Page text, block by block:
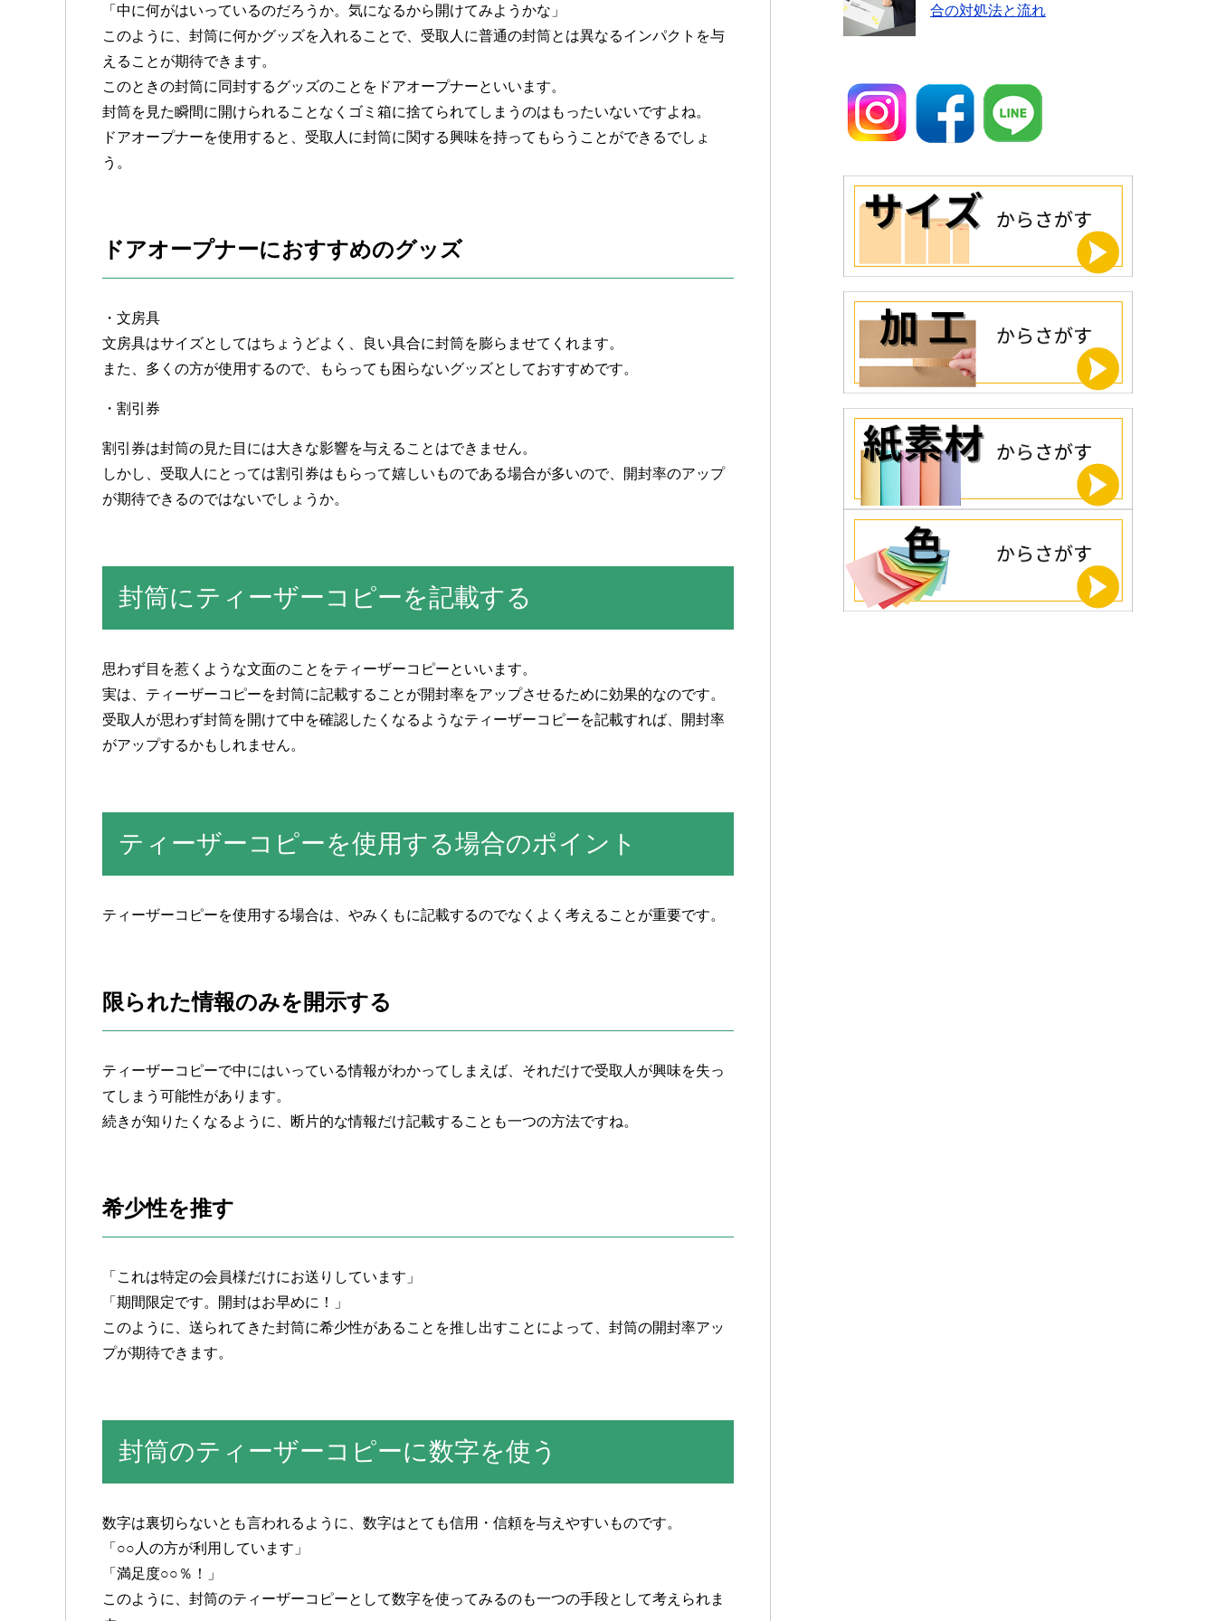
「中に何がはいっているのだろうか。気になるから開けてみようかな」
このように、封筒に何かグッズを入れることで、受取人に普通の封筒とは異なるインパクトを与
えることが期待できます。
このときの封筒に同封するグッズのことをドアオープナーといいます。
封筒を見た瞬間に開けられることなくゴミ箱に捨てられてしまうのはもったいないですよね。
ドアオープナーを使用すると、受取人に封筒に関する興味を持ってもらうことができるでしょ
う。
ドアオープナーにおすすめのグッズ
・文房具
文房具はサイズとしてはちょうどよく、良い具合に封筒を膨らませてくれます。
また、多くの方が使用するので、もらっても困らないグッズとしておすすめです。
・割引券
割引券は封筒の見た目には大きな影響を与えることはできません。
しかし、受取人にとっては割引券はもらって嬉しいものである場合が多いので、開封率のアップ
が期待できるのではないでしょうか。
封筒にティーザーコピーを記載する
思わず目を惹くような文面のことをティーザーコピーといいます。
実は、ティーザーコピーを封筒に記載することが開封率をアップさせるために効果的なのです。
受取人が思わず封筒を開けて中を確認したくなるようなティーザーコピーを記載すれば、開封率
がアップするかもしれません。
ティーザーコピーを使用する場合のポイント
ティーザーコピーを使用する場合は、やみくもに記載するのでなくよく考えることが重要です。
限られた情報のみを開示する
ティーザーコピーで中にはいっている情報がわかってしまえば、それだけで受取人が興味を失っ
てしまう可能性があります。
続きが知りたくなるように、断片的な情報だけ記載することも一つの方法ですね。
希少性を推す
「これは特定の会員様だけにお送りしています」
「期間限定です。開封はお早めに！」
このように、送られてきた封筒に希少性があることを推し出すことによって、封筒の開封率アッ
プが期待できます。
封筒のティーザーコピーに数字を使う
数字は裏切らないとも言われるように、数字はとても信用・信頼を与えやすいものです。
「○○人の方が利用しています」
「満足度○○％！」
このように、封筒のティーザーコピーとして数字を使ってみるのも一つの手段として考えられま
合の対処法と流れ